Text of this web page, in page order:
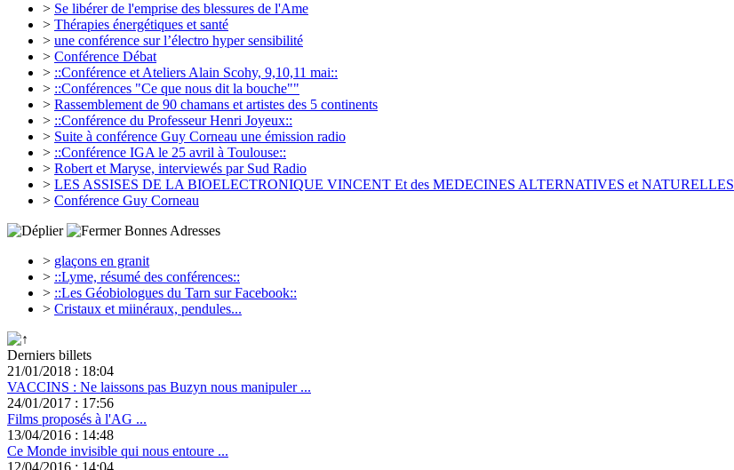
> Se libérer de l'emprise des blessures de l'Ame
> Thérapies énergétiques et santé
> une conférence sur l’électro hyper sensibilité
> Conférence Débat
> ::Conférence et Ateliers Alain Scohy, 9,10,11 mai::
> ::Conférences "Ce que nous dit la bouche""
> Rassemblement de 90 chamans et artistes des 5 continents
> ::Conférence du Professeur Henri Joyeux::
> Suite à conférence Guy Corneau une émission radio
> ::Conférence IGA le 25 avril à Toulouse::
> Robert et Maryse, interviewés par Sud Radio
> LES ASSISES DE LA BIOELECTRONIQUE VINCENT Et des MEDECINES ALTERNATIVES et NATURELLES
> Conférence Guy Corneau
Bonnes Adresses
> glaçons en granit
> ::Lyme, résumé des conférences::
> ::Les Géobiologues du Tarn sur Facebook::
> Cristaux et miinéraux, pendules...
Derniers billets
21/01/2018 : 18:04
VACCINS : Ne laissons pas Buzyn nous manipuler ...
24/01/2017 : 17:56
Films proposés à l'AG ...
13/04/2016 : 14:48
Ce Monde invisible qui nous entoure ...
12/04/2016 : 14:04